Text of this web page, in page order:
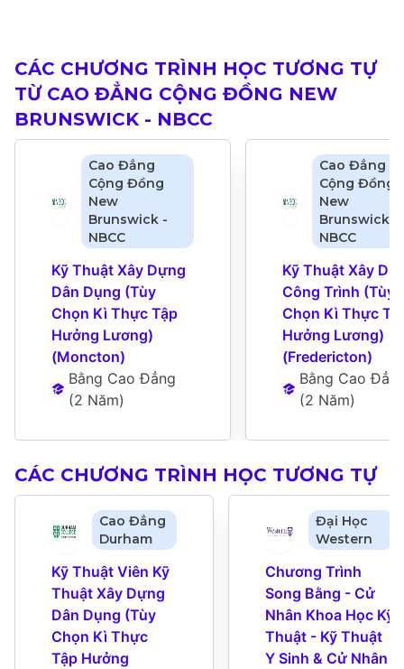
CÁC CHƯƠNG TRÌNH HỌC TƯƠNG TỰ
TỪ CAO ĐẲNG CỘNG ĐỒNG NEW
BRUNSWICK - NBCC
Cao Đẳng
Cộng Đồng
New
Brunswick -
NBCC
Kỹ Thuật Xây Dựng
Dân Dụng (Tùy
Chọn Kì Thực Tập
Hưởng Lương)
(Moncton)
Bằng Cao Đẳng
(2 Năm)
Cao Đẳng
Cộng Đồng
New
Brunswick -
NBCC
Kỹ Thuật Xây
Công Trình (Tùy
Chọn Kì Thực
Hưởng Lương)
(Fredericton)
Bằng Cao
(2 Năm)
CÁC CHƯƠNG TRÌNH HỌC TƯƠNG TỰ
Cao Đẳng
Durham
Kỹ Thuật Viên Kỹ
Thuật Xây Dựng
Dân Dụng (Tùy
Chọn Kì Thực
Tập Hưởng
Đại Học
Western
Chương Trình
Song Bằng - Cử
Nhân Khoa Học Kỹ
Thuật - Kỹ Thuật
Y Sinh & Cử Nhân